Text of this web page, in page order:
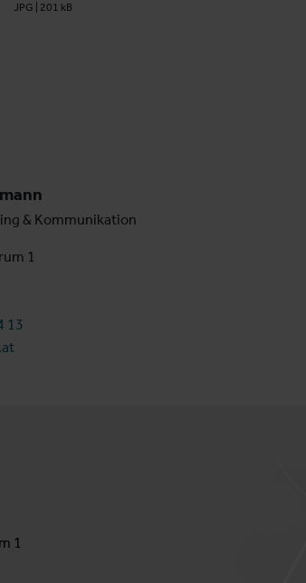
JPG 201 kB
& Kommunikation
1
13
1